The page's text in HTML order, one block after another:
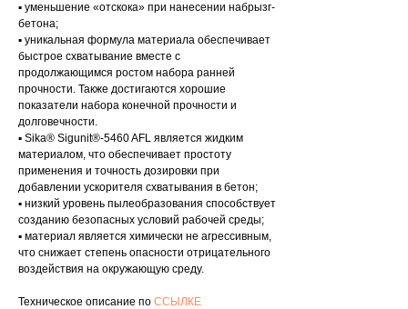
▪ уменьшение «отскока» при нанесении набрызг-
бетона;
▪ уникальная формула материала обеспечивает
быстрое схватывание вместе с
продолжающимся ростом набора ранней
прочности. Также достигаются хорошие
показатели набора конечной прочности и
долговечности.
▪ Sika® Sigunit®-5460 AFL является жидким
материалом, что обеспечивает простоту
применения и точность дозировки при
добавлении ускорителя схватывания в бетон;
▪ низкий уровень пылеобразования способствует
созданию безопасных условий рабочей среды;
▪ материал является химически не агрессивным,
что снижает степень опасности отрицательного
воздействия на окружающую среду.
Техническое описание по ССЫЛКЕ